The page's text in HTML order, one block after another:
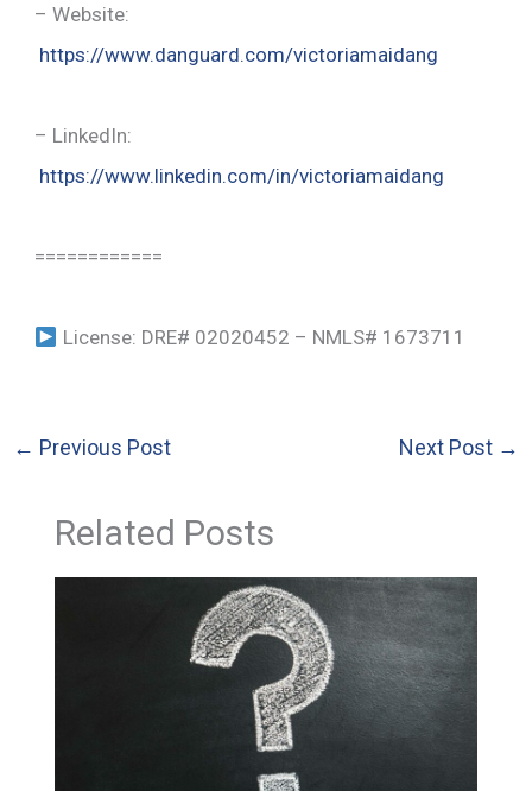
– Website:
https://www.danguard.com/victoriamaidang
– LinkedIn:
https://www.linkedin.com/in/victoriamaidang
============
License: DRE# 02020452 – NMLS# 1673711
← Previous Post Next Post →
Related Posts